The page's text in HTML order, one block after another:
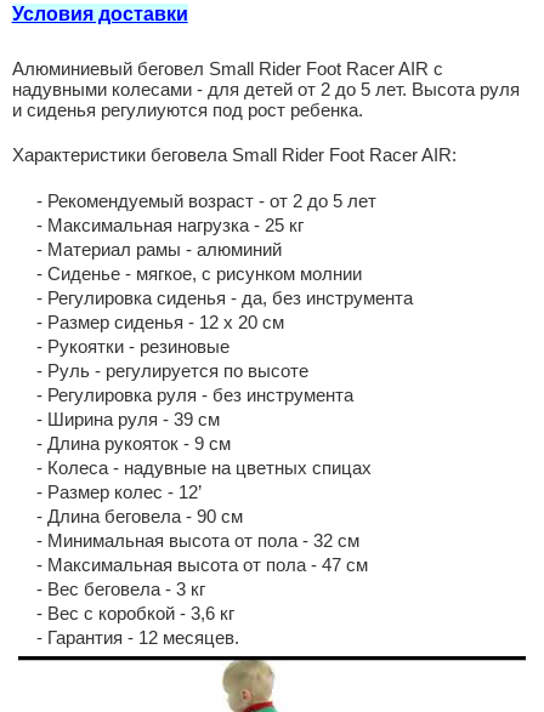
Условия доставки
Алюминиевый беговел Small Rider Foot Racer AIR с
надувными колесами - для детей от 2 до 5 лет. Высота руля
и сиденья регулиуются под рост ребенка.
Характеристики беговела Small Rider Foot Racer AIR:
- Рекомендуемый возраст - от 2 до 5 лет
- Максимальная нагрузка - 25 кг
- Материал рамы - алюминий
- Сиденье - мягкое, с рисунком молнии
- Регулировка сиденья - да, без инструмента
- Размер сиденья - 12 х 20 см
- Рукоятки - резиновые
- Руль - регулируется по высоте
- Регулировка руля - без инструмента
- Ширина руля - 39 см
- Длина рукояток - 9 см
- Колеса - надувные на цветных спицах
- Размер колес - 12’
- Длина беговела - 90 см
- Минимальная высота от пола - 32 см
- Максимальная высота от пола - 47 см
- Вес беговела - 3 кг
- Вес с коробкой - 3,6 кг
- Гарантия - 12 месяцев.